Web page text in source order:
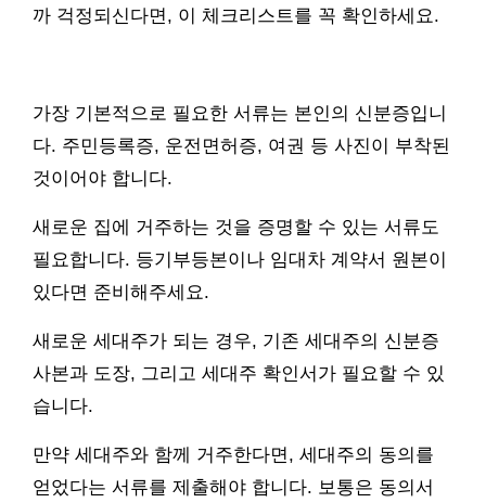
까 걱정되신다면, 이 체크리스트를 꼭 확인하세요.
가장 기본적으로 필요한 서류는 본인의 신분증입니
다. 주민등록증, 운전면허증, 여권 등 사진이 부착된
것이어야 합니다.
새로운 집에 거주하는 것을 증명할 수 있는 서류도
필요합니다. 등기부등본이나 임대차 계약서 원본이
있다면 준비해주세요.
새로운 세대주가 되는 경우, 기존 세대주의 신분증
사본과 도장, 그리고 세대주 확인서가 필요할 수 있
습니다.
만약 세대주와 함께 거주한다면, 세대주의 동의를
얻었다는 서류를 제출해야 합니다. 보통은 동의서